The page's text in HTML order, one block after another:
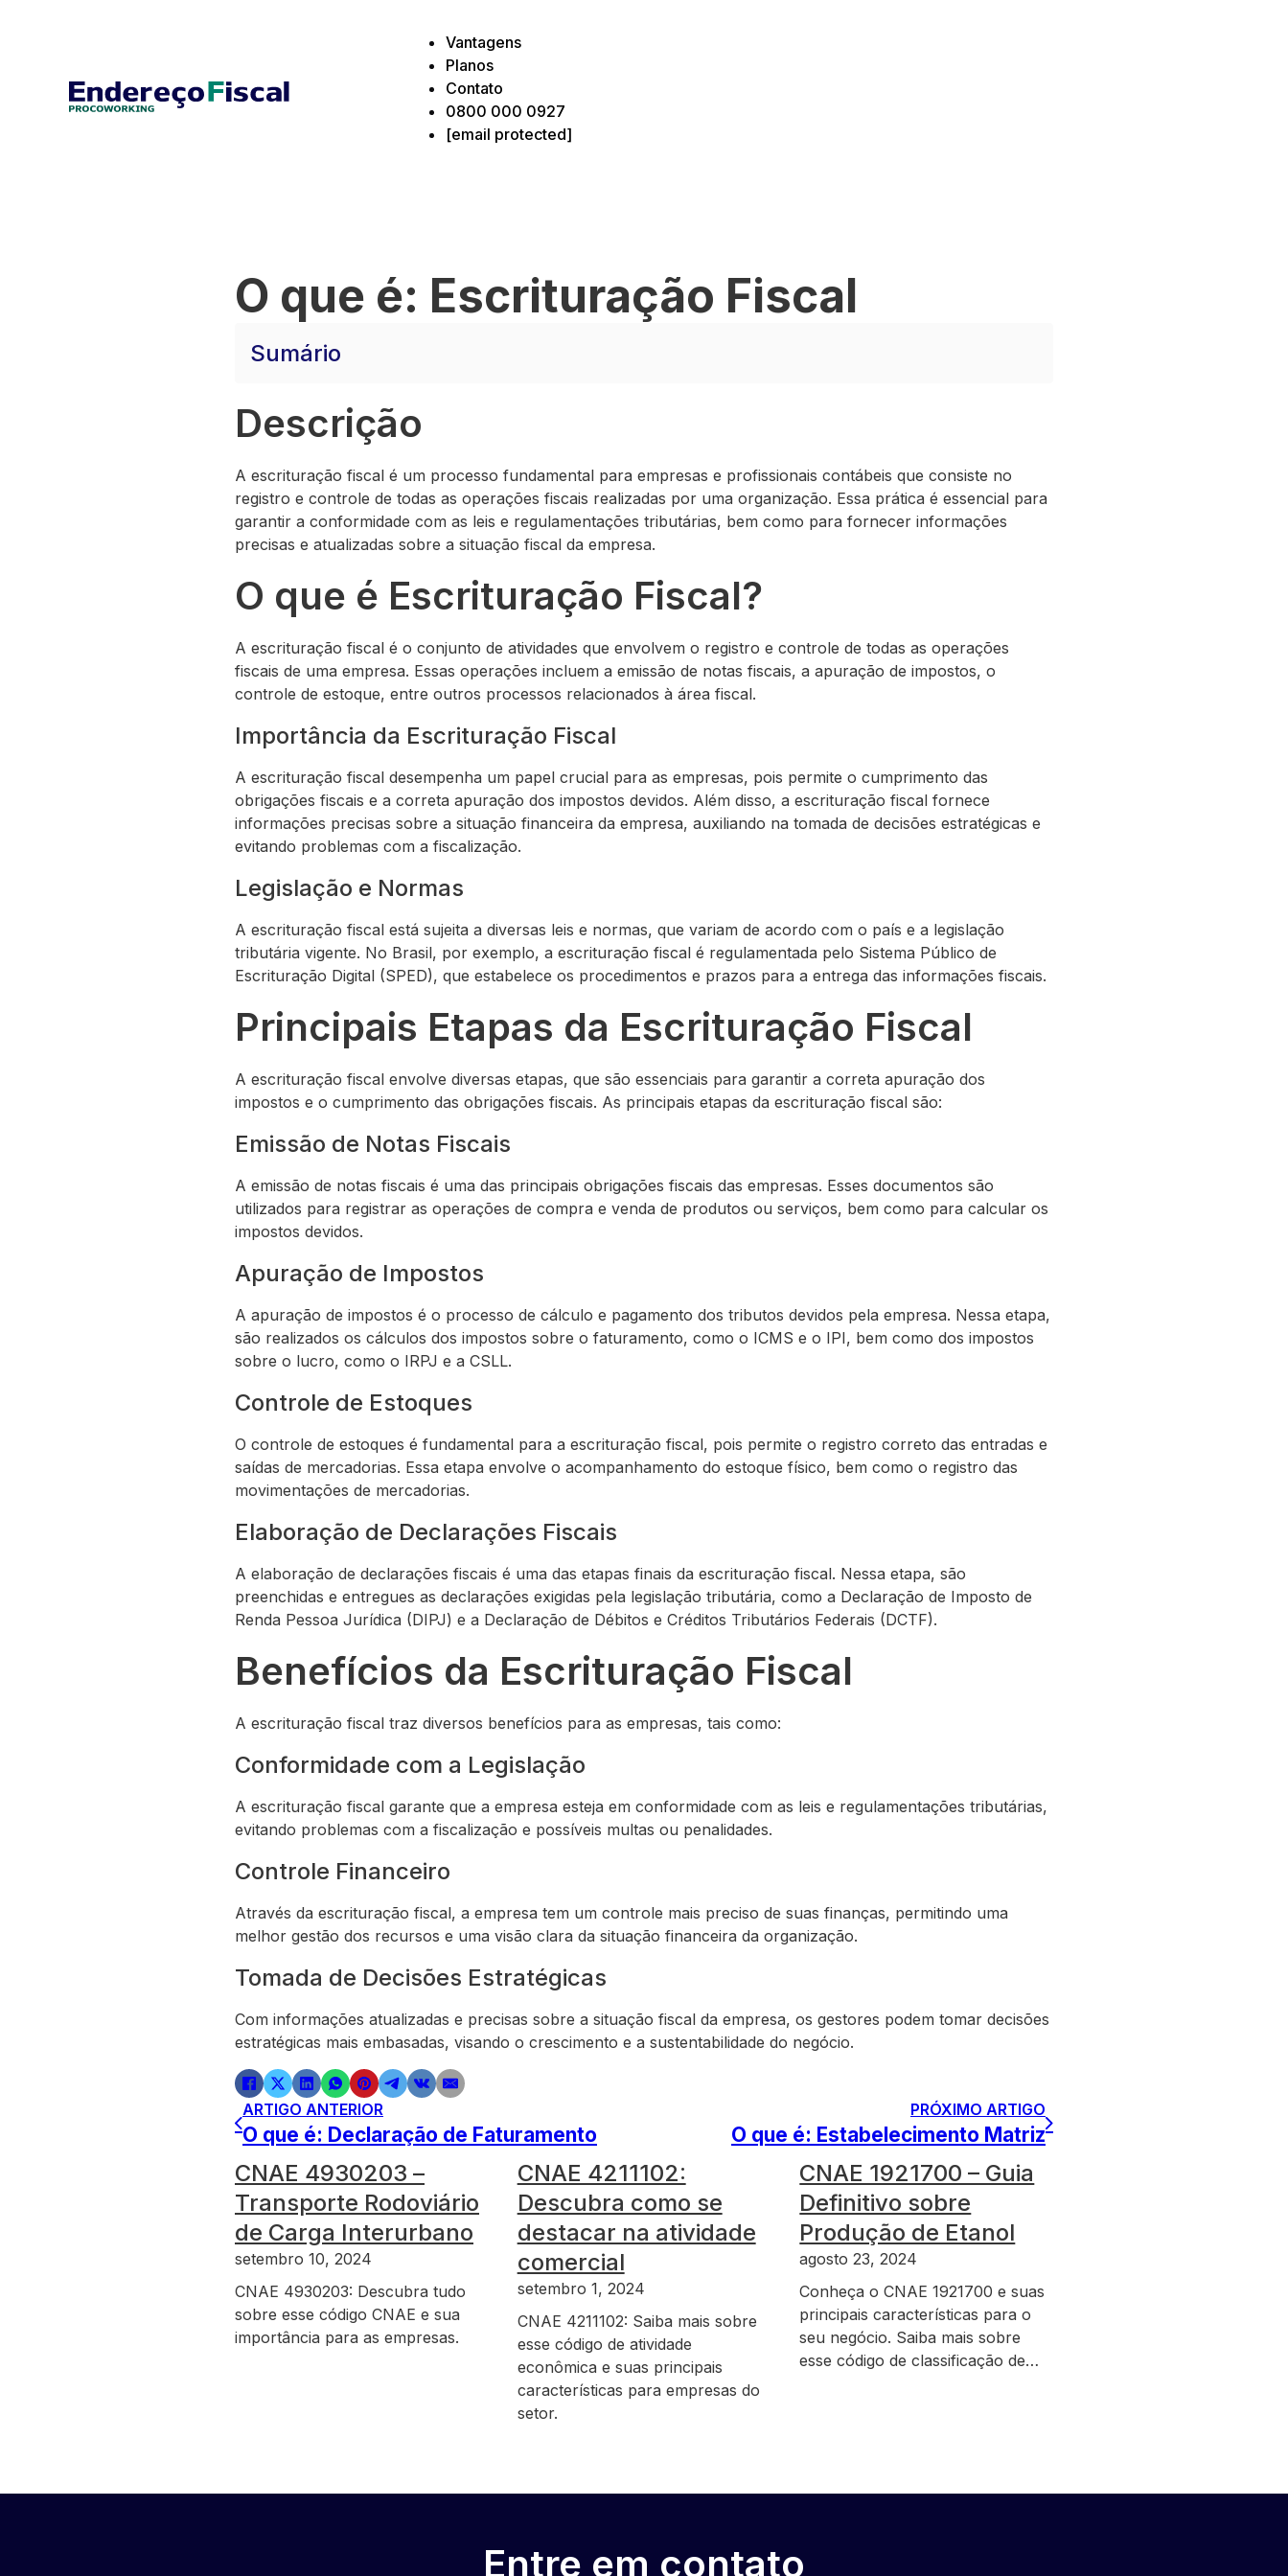
Vantagens
Planos
Contato
0800 000 0927
[email protected]
O que é: Escrituração Fiscal
Sumário
Descrição
A escrituração fiscal é um processo fundamental para empresas e profissionais contábeis que consiste no
registro e controle de todas as operações fiscais realizadas por uma organização. Essa prática é essencial para
garantir a conformidade com as leis e regulamentações tributárias, bem como para fornecer informações
precisas e atualizadas sobre a situação fiscal da empresa.
O que é Escrituração Fiscal?
A escrituração fiscal é o conjunto de atividades que envolvem o registro e controle de todas as operações
fiscais de uma empresa. Essas operações incluem a emissão de notas fiscais, a apuração de impostos, o
controle de estoque, entre outros processos relacionados à área fiscal.
Importância da Escrituração Fiscal
A escrituração fiscal desempenha um papel crucial para as empresas, pois permite o cumprimento das
obrigações fiscais e a correta apuração dos impostos devidos. Além disso, a escrituração fiscal fornece
informações precisas sobre a situação financeira da empresa, auxiliando na tomada de decisões estratégicas e
evitando problemas com a fiscalização.
Legislação e Normas
A escrituração fiscal está sujeita a diversas leis e normas, que variam de acordo com o país e a legislação
tributária vigente. No Brasil, por exemplo, a escrituração fiscal é regulamentada pelo Sistema Público de
Escrituração Digital (SPED), que estabelece os procedimentos e prazos para a entrega das informações fiscais.
Principais Etapas da Escrituração Fiscal
A escrituração fiscal envolve diversas etapas, que são essenciais para garantir a correta apuração dos
impostos e o cumprimento das obrigações fiscais. As principais etapas da escrituração fiscal são:
Emissão de Notas Fiscais
A emissão de notas fiscais é uma das principais obrigações fiscais das empresas. Esses documentos são
utilizados para registrar as operações de compra e venda de produtos ou serviços, bem como para calcular os
impostos devidos.
Apuração de Impostos
A apuração de impostos é o processo de cálculo e pagamento dos tributos devidos pela empresa. Nessa etapa,
são realizados os cálculos dos impostos sobre o faturamento, como o ICMS e o IPI, bem como dos impostos
sobre o lucro, como o IRPJ e a CSLL.
Controle de Estoques
O controle de estoques é fundamental para a escrituração fiscal, pois permite o registro correto das entradas e
saídas de mercadorias. Essa etapa envolve o acompanhamento do estoque físico, bem como o registro das
movimentações de mercadorias.
Elaboração de Declarações Fiscais
A elaboração de declarações fiscais é uma das etapas finais da escrituração fiscal. Nessa etapa, são
preenchidas e entregues as declarações exigidas pela legislação tributária, como a Declaração de Imposto de
Renda Pessoa Jurídica (DIPJ) e a Declaração de Débitos e Créditos Tributários Federais (DCTF).
Benefícios da Escrituração Fiscal
A escrituração fiscal traz diversos benefícios para as empresas, tais como:
Conformidade com a Legislação
A escrituração fiscal garante que a empresa esteja em conformidade com as leis e regulamentações tributárias,
evitando problemas com a fiscalização e possíveis multas ou penalidades.
Controle Financeiro
Através da escrituração fiscal, a empresa tem um controle mais preciso de suas finanças, permitindo uma
melhor gestão dos recursos e uma visão clara da situação financeira da organização.
Tomada de Decisões Estratégicas
Com informações atualizadas e precisas sobre a situação fiscal da empresa, os gestores podem tomar decisões
estratégicas mais embasadas, visando o crescimento e a sustentabilidade do negócio.
ARTIGO ANTERIOR
O que é: Declaração de Faturamento
PRÓXIMO ARTIGO
O que é: Estabelecimento Matriz
CNAE 4930203 –
Transporte Rodoviário
de Carga Interurbano
setembro 10, 2024
CNAE 4930203: Descubra tudo
sobre esse código CNAE e sua
importância para as empresas.
CNAE 4211102:
Descubra como se
destacar na atividade
comercial
setembro 1, 2024
CNAE 4211102: Saiba mais sobre
esse código de atividade
econômica e suas principais
características para empresas do
setor.
CNAE 1921700 – Guia
Definitivo sobre
Produção de Etanol
agosto 23, 2024
Conheça o CNAE 1921700 e suas
principais características para o
seu negócio. Saiba mais sobre
esse código de classificação de…
Entre em contato